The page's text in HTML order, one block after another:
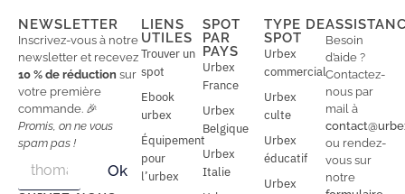
NEWSLETTER
Inscrivez-vous à notre
newsletter et recevez
10 % de réduction sur
votre première
commande. 🎉
Promis, on ne vous
spam pas !
a
a
Ok
LIENS
UTILES
Trouver un
spot
Ebook
urbex
Équipement
pour
l’urbex
SPOT
PAR
PAYS
Urbex
France
Urbex
Belgique
Urbex
Italie
TYPE DE
SPOT
Urbex
commercial
Urbex
culte
Urbex
éducatif
Urbex
Besoin
d’aide ?
Contactez-
nous par
mail à
ou rendez-
vous sur
notre